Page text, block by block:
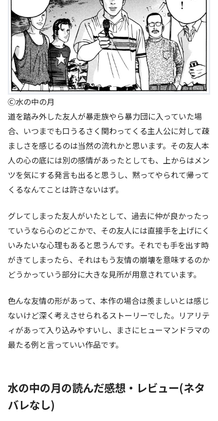
Ⓒ水の中の月
道を踏み外した友人が暴走族やら暴力団に入っていた場
合、いつまでも口うるさく関わってくる主人公に対して疎
ましさを感じるのは当然の流れかと思います。その友人本
人の心の底には別の感情があったとしても、上からはメン
ツを気にする発言も出ると思うし、黙ってやられて帰って
くるなんてことは許さないはず。
グレてしまった友人がいたとして、過去に仲が良かったっ
ていうなら心のどこかで、その友人には直接手を上げにく
いみたいな心理もあると思うんです。それでも手を出す時
がきてしまったら、それはもう友情の崩壊を意味するのか
どうかっていう部分に大きな見所が用意されています。
色んな友情の形があって、本作の場合は羨ましいとは感じ
ないけど深く考えさせられるストーリーでした。リアリテ
ィがあって入り込みやすいし、まさにヒューマンドラマの
最たる例と言っていい作品です。
水の中の月の読んだ感想・レビュー(ネタ
バレなし)